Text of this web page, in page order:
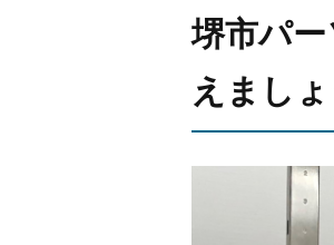
堺市パ
えましょ